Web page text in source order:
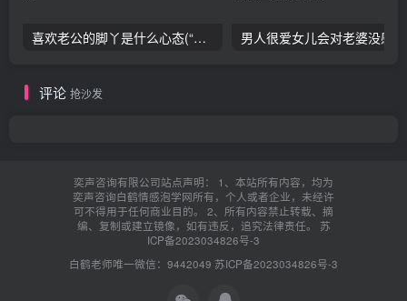
喜欢老公的脚丫是什么心态(“恋足癖”男友让我恶心)
评论 抢沙发
奕声咨询有限公司站点声明： 1、本站所有内容，均为
奕声咨询白鹤情感泡学网所有，个人或者企业，未经许
可不得用于任何商业目的。 2、所有内容禁止转载、摘
编、复制或建立镜像，如有违反，追究法律责任。 苏
ICP备2023034826号-3
白鹤老师唯一微信：9442049 苏ICP备2023034826号-3